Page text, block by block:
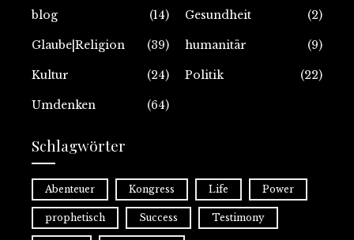
blog (14) Gesundheit (2)
Glaube|Religion (39) humanitär (9)
Kultur (24) Politik (22)
Umdenken (64)
Schlagwörter
Abenteuer Kongress Life Power
prophetisch Success Testimony